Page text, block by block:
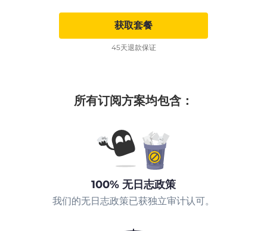
获取套餐
45天退款保证
所有订阅方案均包含：
100% 无日志政策
我们的无日志政策已获独立审计认可。